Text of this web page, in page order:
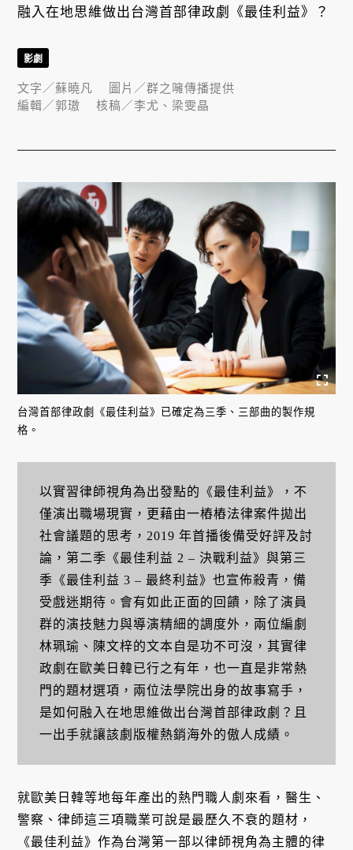
融入在地思維做出台灣首部律政劇《最佳利益》？
台灣首部律政劇《最佳利益》已確定為三季、三部曲的製作規
格。
以實習律師視角為出發點的《最佳利益》，不
僅演出職場現實，更藉由一樁樁法律案件拋出
社會議題的思考，2019 年首播後備受好評及討
論，第二季《最佳利益 2 – 決戰利益》與第三
季《最佳利益 3 – 最終利益》也宣佈殺青，備
受戲迷期待。會有如此正面的回饋，除了演員
群的演技魅力與導演精細的調度外，兩位編劇
林珮瑜、陳文梓的文本自是功不可沒，其實律
政劇在歐美日韓已行之有年，也一直是非常熱
門的題材選項，兩位法學院出身的故事寫手，
是如何融入在地思維做出台灣首部律政劇？且
一出手就讓該劇版權熱銷海外的傲人成績。
就歐美日韓等地每年產出的熱門職人劇來看，醫生、
警察、律師這三項職業可說是最歷久不衰的題材，
《最佳利益》作為台灣第一部以律師視角為主體的律
影劇
文字／蘇曉凡 圖片／群之噰傳播提供
編輯／郭璈 核稿／李尤、梁雯晶